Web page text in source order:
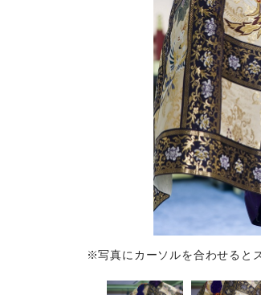
※写真にカーソルを合わせると